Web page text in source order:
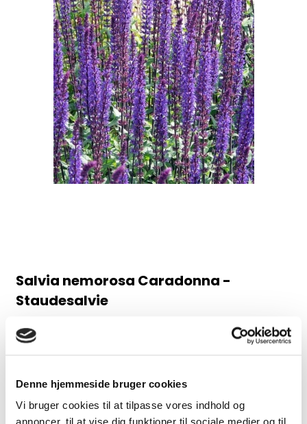
Denne hjemmeside bruger cookies
Vi bruger cookies til at tilpasse vores indhold og
Salvia nemorosa Caradonna -
Staudesalvie
Juni-august, 60 cm
30,00 DKK
(inkl. moms)